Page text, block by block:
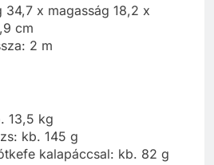
34,7 x magasság 18,2 x
cm
2 m
13,5 kg
kb. 145 g
kalapáccsal: kb. 82 g